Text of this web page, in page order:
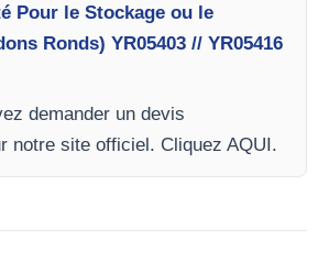
Pour le Stockage ou le
Ronds) YR05403 // YR05416
demander un devis
notre site officiel. Cliquez AQUI.